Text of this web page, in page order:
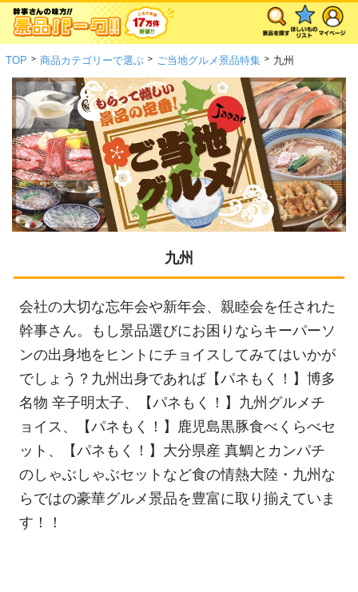
TOP > 商品カテゴリーで選ぶ > ご当地グルメ景品特集 > 九州
九州
会社の大切な忘年会や新年会、親睦会を任された
幹事さん。もし景品選びにお困りならキーパーソ
ンの出身地をヒントにチョイスしてみてはいかが
でしょう？九州出身であれば【パネもく！】博多
名物 辛子明太子、【パネもく！】九州グルメチ
ョイス、【パネもく！】鹿児島黒豚食べくらべセ
ット、【パネもく！】大分県産 真鯛とカンパチ
のしゃぶしゃぶセットなど食の情熱大陸・九州な
らではの豪華グルメ景品を豊富に取り揃えていま
す！！